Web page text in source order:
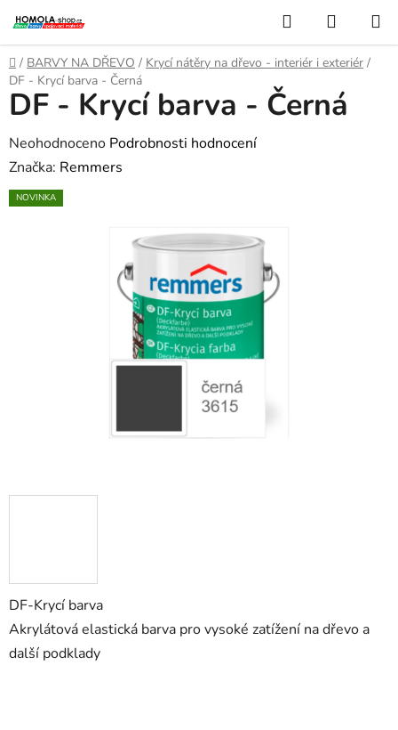
na
obsah
Hledat
KOŠÍK
Domů
/ BARVY NA DŘEVO / Krycí nátěry na dřevo - interiér i exteriér /
DF - Krycí barva - Černá
DF-Krycí barva
Akrylátová elastická barva pro vysoké zatížení na dřevo a
další podklady
DF - Krycí barva - Černá
Průměrné
hodnocení
produktu
Neohodnoceno Podrobnosti hodnocení
Značka: Remmers
NOVINKA